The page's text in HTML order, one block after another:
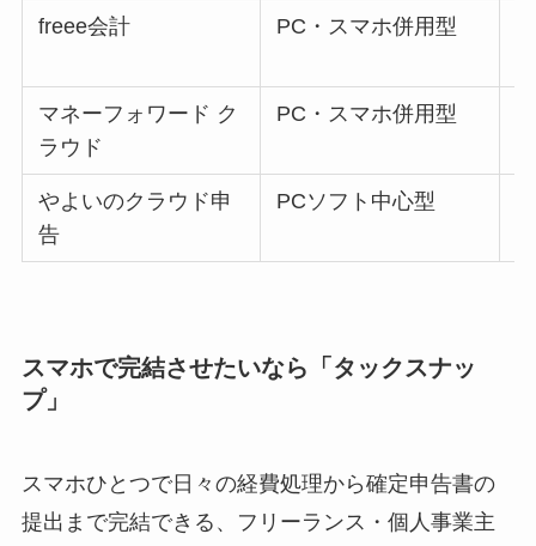
freee会計 PC・スマホ併用型
マネーフォワード ク
ラウド
PC・スマホ併用型
やよいのクラウド申
告
PCソフト中心型
スマホで完結させたいなら「タックスナッ
プ」
スマホひとつで日々の経費処理から確定申告書の
提出まで完結できる、フリーランス・個人事業主